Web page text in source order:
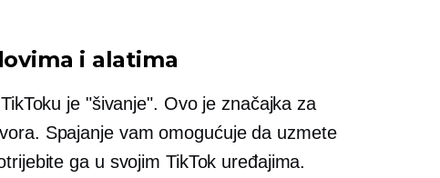
i alatima
je "šivanje". Ovo je značajka za
Spajanje vam omogućuje da uzmete
ga u svojim TikTok uređajima.